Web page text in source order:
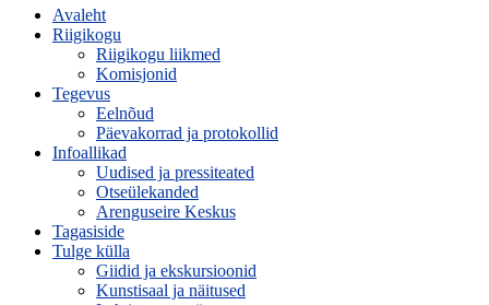
Avaleht
Riigikogu
Riigikogu liikmed
Komisjonid
Tegevus
Eelnõud
Päevakorrad ja protokollid
Infoallikad
Uudised ja pressiteated
Otseülekanded
Arenguseire Keskus
Tagasiside
Tulge külla
Giidid ja ekskursioonid
Kunstisaal ja näitused